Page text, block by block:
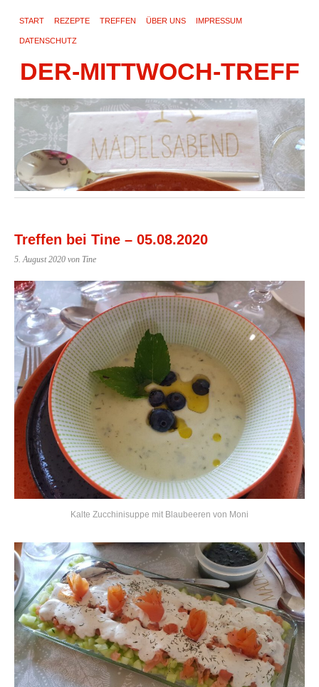
START REZEPTE TREFFEN ÜBER UNS IMPRESSUM
DATENSCHUTZ
DER-MITTWOCH-TREFF
Treffen bei Tine – 05.08.2020
5. August 2020 von Tine
Kalte Zucchinisuppe mit Blaubeeren von Moni